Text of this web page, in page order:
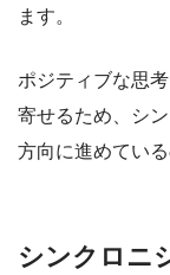
ます。
ポジティブな思
寄せるため、シ
方向に進めてい
シンクロニ